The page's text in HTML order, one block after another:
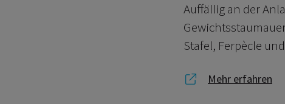
Auffällig an der
Stafel, Ferpècle
Link zu Mehr
Mehr erfahren